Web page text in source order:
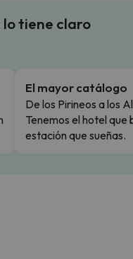
tiene claro
El mayor catálogo
De los Pirineos a los
Tenemos el hotel que
estación que sueñas.